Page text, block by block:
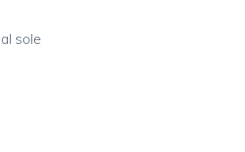
sole